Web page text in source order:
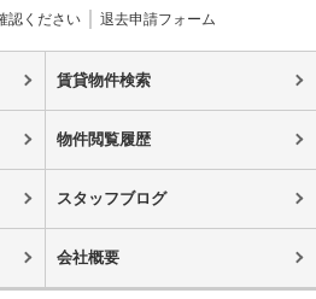
認ください 退去申請フォーム
賃貸物件検索
物件閲覧履歴
スタッフブログ
会社概要